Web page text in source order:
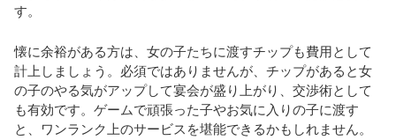
す。
懐に余裕がある方は、女の子たちに渡すチップも費用として
計上しましょう。必須ではありませんが、チップがあると女
の子のやる気がアップして宴会が盛り上がり、交渉術として
も有効です。ゲームで頑張った子やお気に入りの子に渡す
と、ワンランク上のサービスを堪能できるかもしれません。